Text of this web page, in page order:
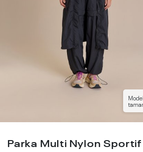
Parka Multi Nylon Sportif